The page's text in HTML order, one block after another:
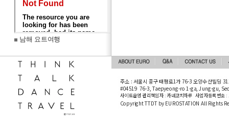
남해 요트여행